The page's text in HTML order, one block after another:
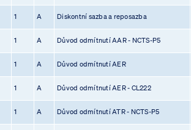
1 A Diskontní sazba a reposazba
1 A Důvod odmítnutí AAR - NCTS-P5
1 A Důvod odmítnutí AER
1 A Důvod odmítnutí AER - CL222
1 A Důvod odmítnutí ATR - NCTS-P5